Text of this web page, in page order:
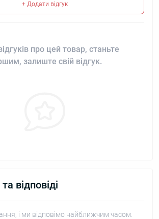
+ Додати відгук
про цей товар, станьте
залиште свій відгук.
відповіді
і ми відповімо найближчим часом.